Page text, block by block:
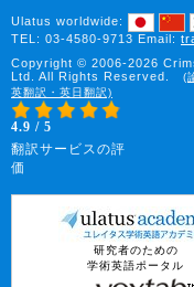
Ulatus worldwide:
TEL: 03-4580-9713 Email:
Copyright © 2006-2026
Ltd. All Rights Reserved. (
英翻訳・英日翻訳)
4.9 / 5
翻訳サービスの評
価
研究者のための
学術英語ポータル